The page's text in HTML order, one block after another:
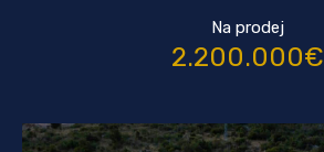
Na prodej
2.200.000€